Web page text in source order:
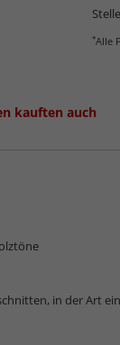
*Alle
kauften auch
in der Art